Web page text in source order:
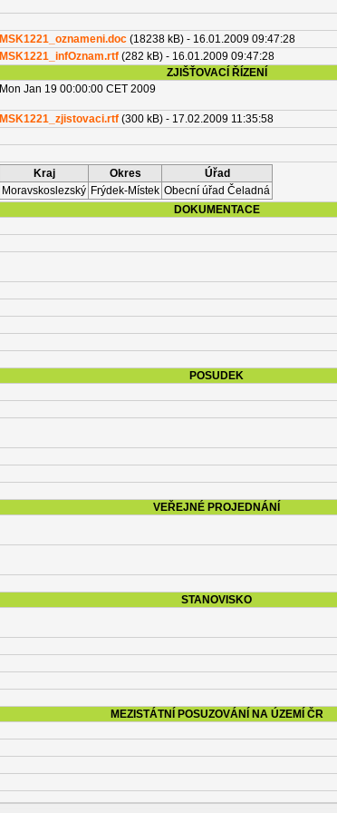
MSK1221_oznameni.doc (18238 kB) - 16.01.2009 09:47:28
MSK1221_infOznam.rtf (282 kB) - 16.01.2009 09:47:28
ZJIŠŤOVACÍ ŘÍZENÍ
Mon Jan 19 00:00:00 CET 2009
MSK1221_zjistovaci.rtf (300 kB) - 17.02.2009 11:35:58
Kraj Okres
Úřad
Moravskoslezský Frýdek-Místek Obecní úřad Čeladná
DOKUMENTACE
POSUDEK
VEŘEJNÉ PROJEDNÁNÍ
STANOVISKO
MEZISTÁTNÍ POSUZOVÁNÍ NA ÚZEMÍ ČR